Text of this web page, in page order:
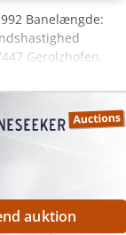
Banelængde:
Gerolzhofen,
garanti og
auktion